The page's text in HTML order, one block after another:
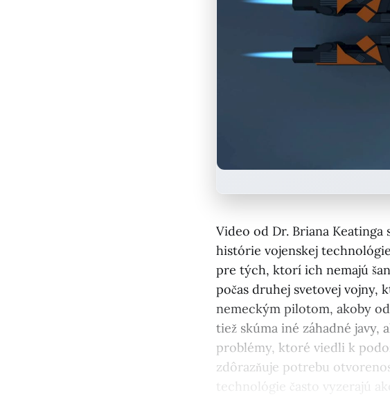
Video od Dr. Briana
histórie vojenskej
pre tých, ktorí ich nemajú
počas druhej svetovej vojny,
nemeckým pilotom, akoby
tiež skúma iné záhadné javy,
problémy, ktoré viedli k
zdôrazňuje potrebu
technológie často vyzerajú